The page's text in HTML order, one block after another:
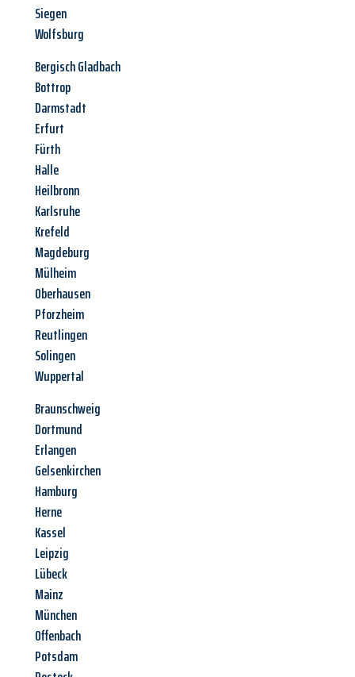
Siegen
Wolfsburg
Bergisch Gladbach
Bottrop
Darmstadt
Erfurt
Fürth
Halle
Heilbronn
Karlsruhe
Krefeld
Magdeburg
Mülheim
Oberhausen
Pforzheim
Reutlingen
Solingen
Wuppertal
Braunschweig
Dortmund
Erlangen
Gelsenkirchen
Hamburg
Herne
Kassel
Leipzig
Lübeck
Mainz
München
Offenbach
Potsdam